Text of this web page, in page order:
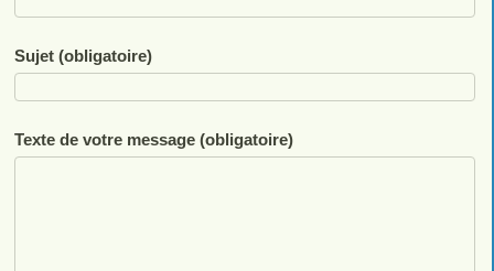
Sujet (obligatoire)
Texte de votre message (obligatoire)